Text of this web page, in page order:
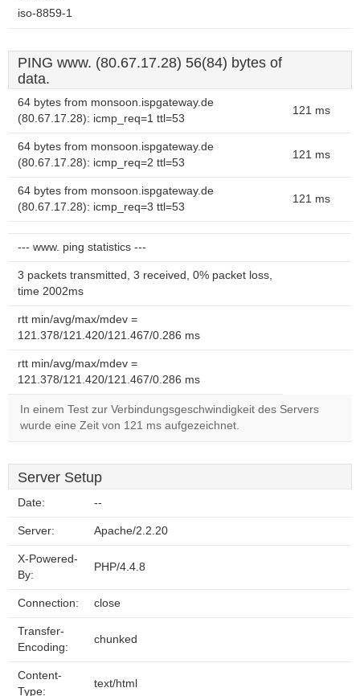
iso-8859-1
PING www. (80.67.17.28) 56(84) bytes of
data.
64 bytes from monsoon.ispgateway.de
(80.67.17.28): icmp_req=1 ttl=53
121 ms
64 bytes from monsoon.ispgateway.de
(80.67.17.28): icmp_req=2 ttl=53
121 ms
64 bytes from monsoon.ispgateway.de
(80.67.17.28): icmp_req=3 ttl=53
121 ms
--- www. ping statistics ---
3 packets transmitted, 3 received, 0% packet loss,
time 2002ms
rtt min/avg/max/mdev =
121.378/121.420/121.467/0.286 ms
rtt min/avg/max/mdev =
121.378/121.420/121.467/0.286 ms
In einem Test zur Verbindungsgeschwindigkeit des Servers
wurde eine Zeit von 121 ms aufgezeichnet.
Server Setup
Date: --
Server: Apache/2.2.20
X-Powered-
By:
PHP/4.4.8
Connection: close
Transfer-
Encoding:
chunked
Content-
Type:
text/html